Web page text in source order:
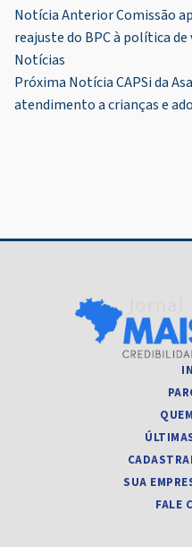
Navegação
de
Post
Notícia AnteriorComissão
reajuste do BPC à política
Notícias
Próxima NotíciaCAPSi da
atendimento a crianças e
SUA
FALE